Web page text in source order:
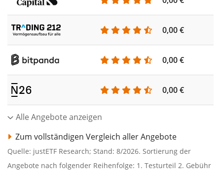
0,00 €
0,00 €
0,00 €
Alle Angebote anzeigen
Zum vollständigen Vergleich aller Angebote
Quelle: justETF Research; Stand: 8/2026. Sortierung der
Angebote nach folgender Reihenfolge: 1. Testurteil 2. Gebühr